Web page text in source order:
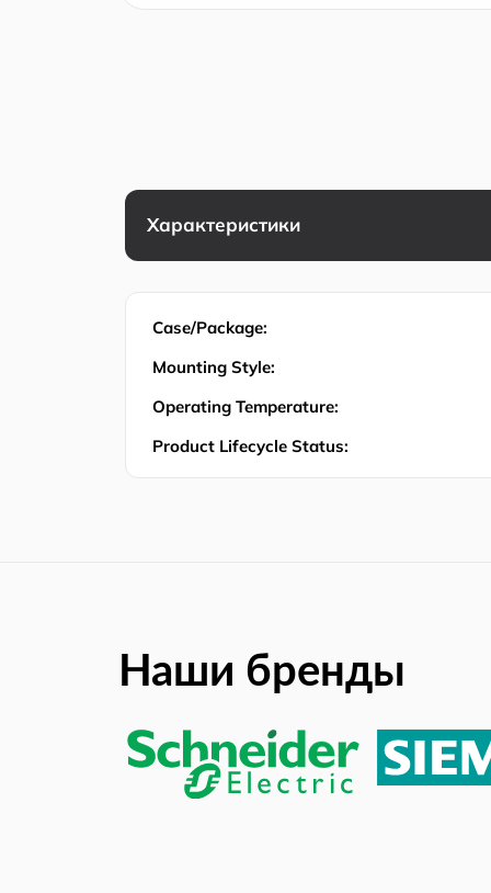
Характеристики
Case/Package:
Mounting Style:
Operating Temperature:
Product Lifecycle Status:
Наши бренды